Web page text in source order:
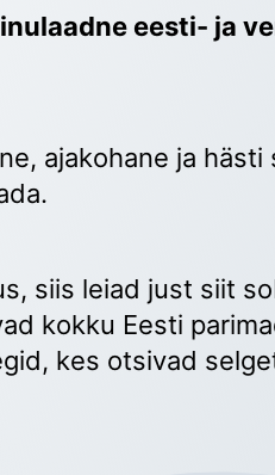
eesti- ja
ajakohane ja
siis leiad just siit
kokku Eesti
kes otsivad